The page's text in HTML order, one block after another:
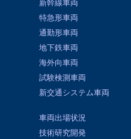
新幹線車両
特急形車両
通勤形車両
地下鉄車両
海外向車両
試験検測車両
新交通システム車両
車両出場状況
技術研究開発